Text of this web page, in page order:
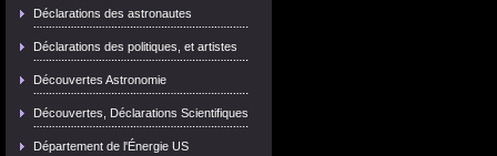
Déclarations des astronautes
Déclarations des politiques, et artistes
Découvertes Astronomie
Découvertes, Déclarations Scientifiques
Département de l'Énergie US